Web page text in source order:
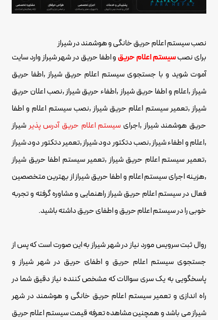
نصب سیستم اعلام حریق خانگی و هوشمند در شیراز
برای نصبسیستم اعلام حریقواطفا حریق در شهر شیراز وارد سایت
آموت شوید و با جستجوی سیستم اعلام حریق شیراز ,اطفا حریق
شیراز ,اعلام و اطفا حریق شیراز ,اطفاء حریق شیراز ,نصب اعلان حریق
شیراز ,تعمیر سیستم اعلام حریق شیراز ,نصب سیستم اعلام و اطفا
حریق هوشمند شیراز ,اجرای سیستم اعلام حریق آدرس پذیرشیراز
,اعلام و اطفاء شیراز ,نصب دتکتور دود شیراز ,تعمیر دتکتور دود شیراز
,تعمیر سیستم اعلام حریق شیراز ,تعمیر سیستم اطفا حریق شیراز
,هزینه اجرای سیستم اعلام و اطفا حریق شیراز از بهترین متخصصین
فعال در سیستم اعلام حریق شیراز راهنمایی و مشاوره گرفته و تجربه
خوبی را در سیستم اعلام حریق و اطفای حریق داشته باشید.
روال ثبت سرویس مورد نیاز در شهر شیراز به این صورت است که پس از
جستجوی سیستم اعلام حریق و اطفای حریق در شهر شیراز و
پاسخگویی به یک سری سوالات که مشخص کننده نیاز دقیق شما در
راه اندازی و تعمیر سیستم اعلام حریق خانگی و هوشمند در شهر
شیراز می باشد و همچنین مشاهده تعرفه قیمت سیستم اعلام حریق